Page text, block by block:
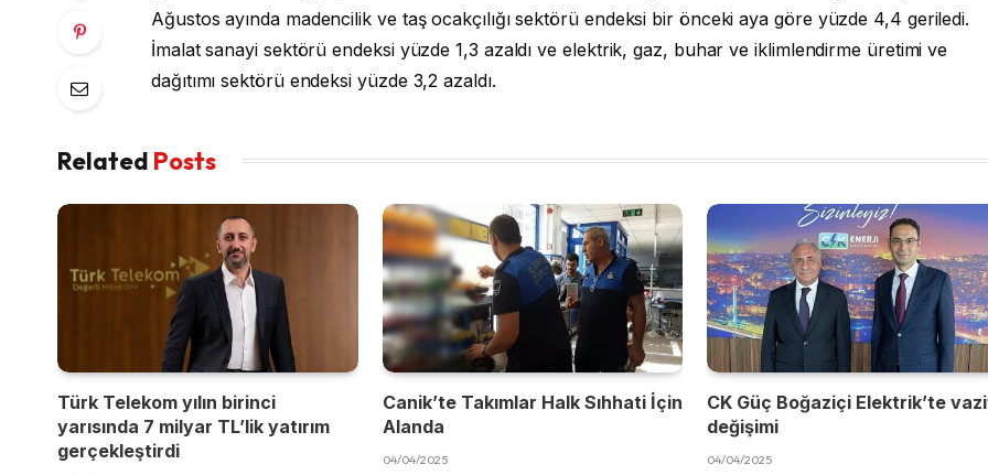
Ağustos ayında madencilik ve taş ocakçılığı sektörü endeksi bir önceki aya göre yüzde 4,4 geriledi.
İmalat sanayi sektörü endeksi yüzde 1,3 azaldı ve elektrik, gaz, buhar ve iklimlendirme üretimi ve
dağıtımı sektörü endeksi yüzde 3,2 azaldı.
Related Posts
Türk Telekom yılın birinci
yarısında 7 milyar TL’lik yatırım
gerçekleştirdi
Canik’te Takımlar Halk Sıhhati İçin
Alanda
04/04/2025
CK Güç Boğaziçi Elektrik’te
değişimi
04/04/2025